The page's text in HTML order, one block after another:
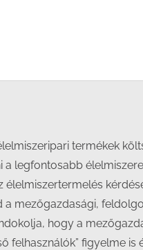
termékek
legfontosabb
mezőgazdasági,
hogy a
figyelme is